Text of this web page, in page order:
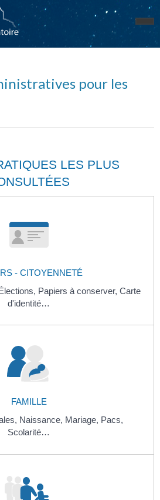
pour les
LES PLUS
- CITOYENNETÉ
Papiers à conserver, Carte
d'identité…
FAMILLE
Naissance, Mariage, Pacs,
Scolarité…